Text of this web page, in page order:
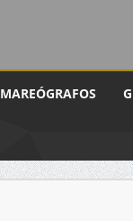
MAREÓGRAFOS